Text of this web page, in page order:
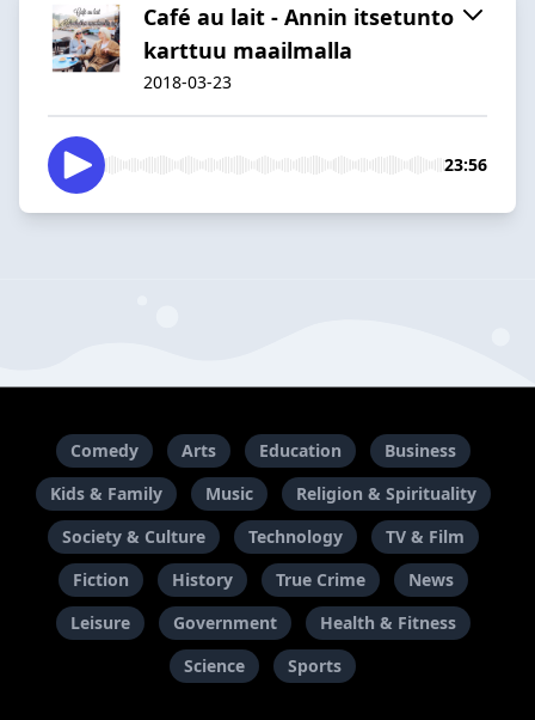
Café au lait - Annin itsetunto
karttuu maailmalla
2018-03-23
23:56
Comedy Arts Education
Business
Kids & Family
Music
Religion & Spirituality
Society & Culture
Technology
TV & Film
Fiction
History True Crime
News
Leisure
Government
Health & Fitness
Science
Sports